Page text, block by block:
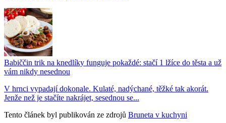
Babiččin trik na knedlíky funguje pokaždé: stačí 1 lžíce do těsta a už
vám nikdy nesednou
V hrnci vypadají dokonale. Kulaté, nadýchané, těžké tak akorát.
Jenže než je stačíte nakrájet, sesednou se...
Tento článek byl publikován ze zdrojů Bruneta v kuchyni